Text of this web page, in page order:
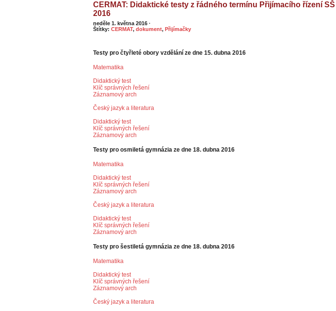
CERMAT: Didaktické testy z řádného termínu Přijímacího řízení SŠ
2016
neděle 1. května 2016 ·
Štítky: CERMAT, dokument, Přijímačky
Testy pro čtyřleté obory vzdělání ze dne 15. dubna 2016
Matematika
Didaktický test
Klíč správných řešení
Záznamový arch
Český jazyk a literatura
Didaktický test
Klíč správných řešení
Záznamový arch
Testy pro osmiletá gymnázia ze dne 18. dubna 2016
Matematika
Didaktický test
Klíč správných řešení
Záznamový arch
Český jazyk a literatura
Didaktický test
Klíč správných řešení
Záznamový arch
Testy pro šestiletá gymnázia ze dne 18. dubna 2016
Matematika
Didaktický test
Klíč správných řešení
Záznamový arch
Český jazyk a literatura